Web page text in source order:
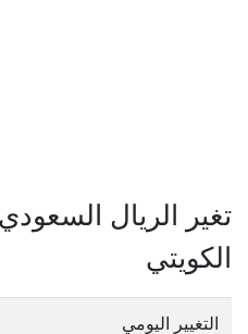
تغير الريال السعودي
الكويتي
التغيير اليومي